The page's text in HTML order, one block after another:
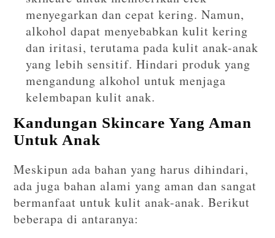
menyegarkan dan cepat kering. Namun,
alkohol dapat menyebabkan kulit kering
dan iritasi, terutama pada kulit anak-anak
yang lebih sensitif. Hindari produk yang
mengandung alkohol untuk menjaga
kelembapan kulit anak.
Kandungan Skincare Yang Aman
Untuk Anak
Meskipun ada bahan yang harus dihindari,
ada juga bahan alami yang aman dan sangat
bermanfaat untuk kulit anak-anak. Berikut
beberapa di antaranya: